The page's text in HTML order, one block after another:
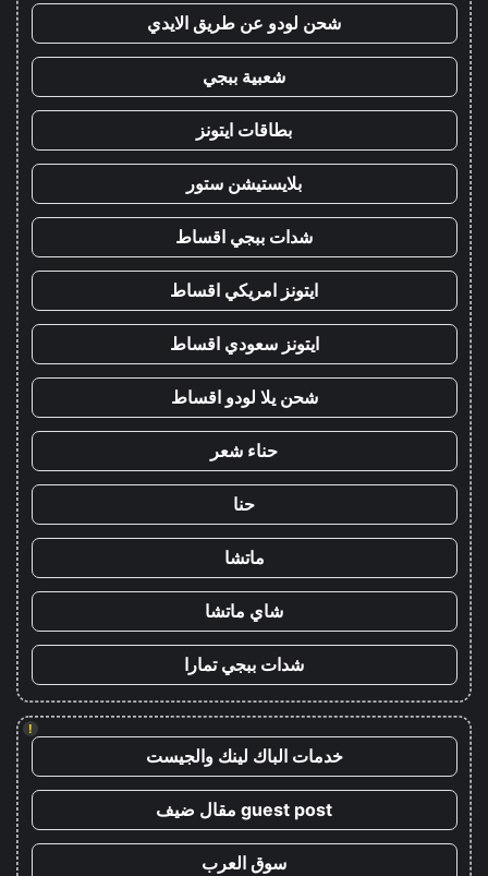
شحن لودو عن طريق الايدي
شعبية ببجي
بطاقات ايتونز
بلايستيشن ستور
شدات ببجي اقساط
ايتونز امريكي اقساط
ايتونز سعودي اقساط
شحن يلا لودو اقساط
حناء شعر
حنا
ماتشا
شاي ماتشا
شدات ببجي تمارا
!
خدمات الباك لينك والجيست
guest post مقال ضيف
سوق العرب